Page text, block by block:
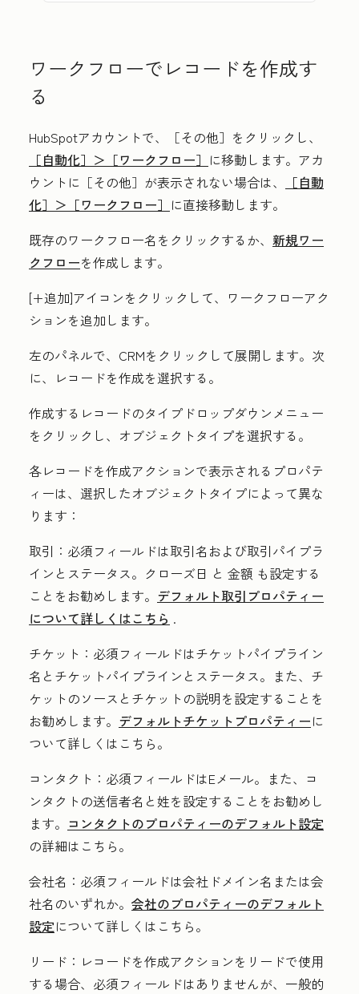
ワークフローでレコードを作成す
る
HubSpotアカウントで、
［その他］をクリックし、
［自動化］＞ ［ワークフロー］ に移動します。アカ
ウントに ［その他］が表示されない場合は、
［自動
化］＞ ［ワークフロー］ に直接移動します。
既存のワークフロー名 をクリックするか、 新規ワー
クフローを作成します。
[+追加]アイコンをクリックして、ワークフローアク
ションを追加します。
左のパネルで、 CRMをクリックして展開します。次
に、
レコードを作成を選択する。
作成するレコードのタイプ ドロップダウンメニュー
をクリックし、 オブジェクトタイプを選択する。
各レコードを作成アクションで表示されるプロパテ
ィーは、選択したオブジェクトタイプによって異な
ります：
取引： 必須フィールドは取引名 および取引パイプラ
インとステータス。 クローズ日 と 金額 も設定する
ことをお勧めします。 デフォルト取引プロパティー
について詳しくはこちら .
チケット： 必須フィールドはチケットパイプライン
名 と チケットパイプラインとステータス。また、チ
ケットのソース と チケットの説明を設定することを
お勧めします。 デフォルトチケットプロパティーに
ついて詳しくはこちら。
コンタクト： 必須フィールドはEメール。また、コ
ンタクトの送信者名 と姓を設定することをお勧めし
ます。 コンタクトのプロパティーのデフォルト設定
の詳細はこちら。
会社名： 必須フィールドは会社ドメイン名 または会
社名 のいずれか。 会社のプロパティーのデフォルト
設定について詳しくはこちら。
リード： レコードを作成アクションをリードで使用
する場合、必須フィールドはありませんが、一般的